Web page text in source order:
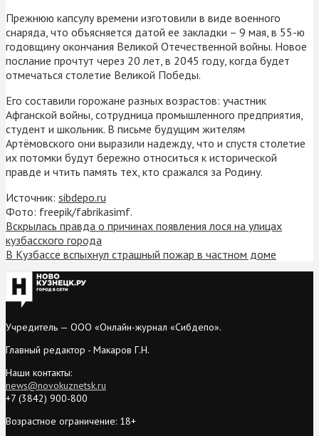
Прежнюю капсулу времени изготовили в виде военного
снаряда, что объясняется датой ее закладки – 9 мая, в 55-ю
годовщину окончания Великой Отечественной войны. Новое
послание прочтут через 20 лет, в 2045 году, когда будет
отмечаться столетие Великой Победы.
Его составили горожане разных возрастов: участник
Афганской войны, сотрудница промышленного предприятия,
студент и школьник. В письме будущим жителям
Артёмовского они выразили надежду, что и спустя столетие
их потомки будут бережно относиться к исторической
правде и чтить память тех, кто сражался за Родину.
Источник: sibdepo.ru
Фото: freepik/fabrikasimf.
Вскрылась правда о причинах появления лося на улицах
кузбасского города
В Кузбассе вспыхнул страшный пожар в частном доме
Учредитель — ООО «Онлайн-журнал «Сибдепо».
Главный редактор - Макаров Г.Н.
Наши контакты:
news@novokuznetsk.ru
+7 (3842) 900-800
Возрастное ограничение: 18+